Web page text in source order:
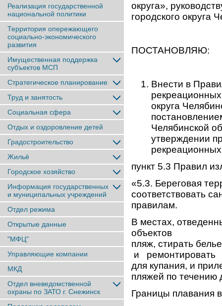
Реализация государственной
национальной политики
Территория опережающего
социально-экономического
развития
Имущественная поддержка
субъектов МСП
Стратегическое планирование
Труд и занятость
Социальная сфера
Отдых и оздоровление детей
Градостроительство
Жильё
Городское хозяйство
Информация государственных
и муниципальных учреждений
Отдел режима
Открытые данные
"МФЦ"
Управляющие компании
МКД
Отдел вневедомственной
охраны по ЗАТО г. Снежинск
округа»,
городского округа
ПОСТАНОВЛЯЮ:
Внести в
округа
утверждении
пункт 5.3 Правил
«5.3. Береговая
соответствовать
правилам.
В местах,
объектов до
пляж, стирать
и ремонтировать
для купания, и
пляжей по течению
Границы плавания